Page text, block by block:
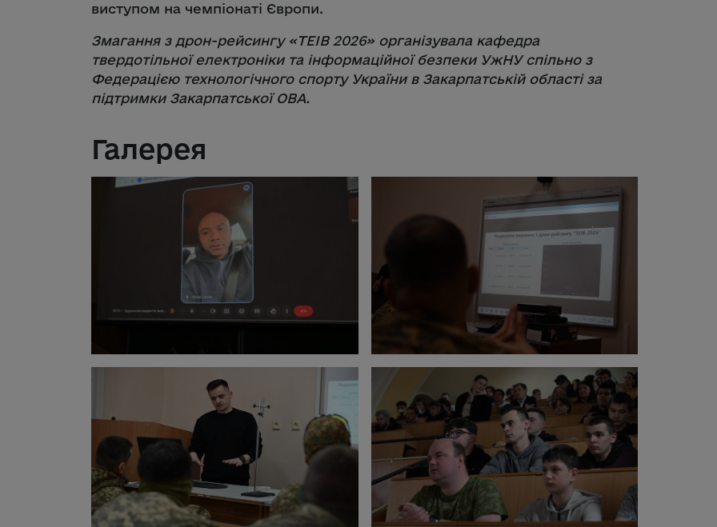
виступом на чемпіонаті Європи.
Змагання з дрон-рейсингу «TEIB 2026» організувала кафедра
твердотільної електроніки та інформаційної безпеки УжНУ спільно з
Федерацією технологічного спорту України в Закарпатській області за
підтримки Закарпатської ОВА.
Галерея